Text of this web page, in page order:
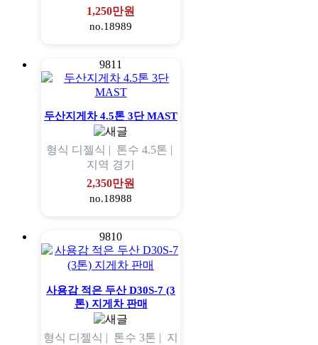
1,250만원
no.18989
9811
두산지게차 4.5톤 3단 MAST
형식 디젤식 | 톤수 4.5톤 |
지역 경기
2,350만원
no.18988
9810
사용감 적은 두산 D30S-7 (3
톤) 지게차 판매
형식 디젤식 | 톤수 3톤 | 지